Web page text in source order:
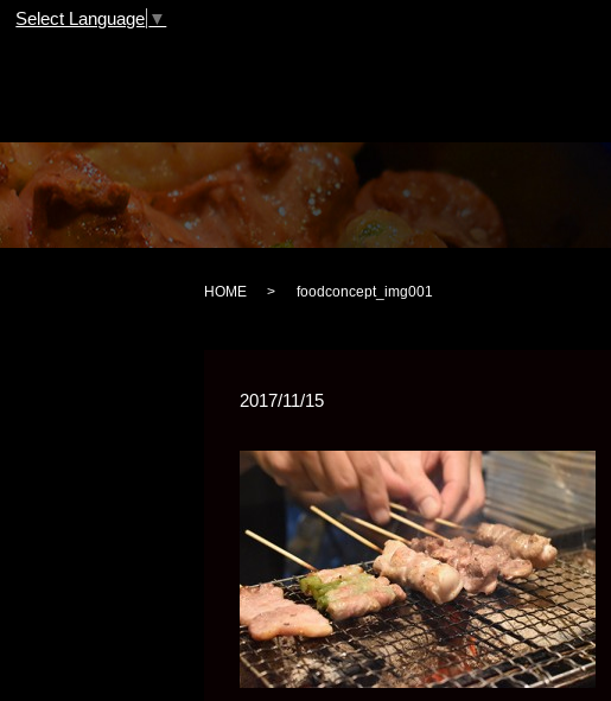
Select Language ▼
HOME foodconcept_img001
2017/11/15